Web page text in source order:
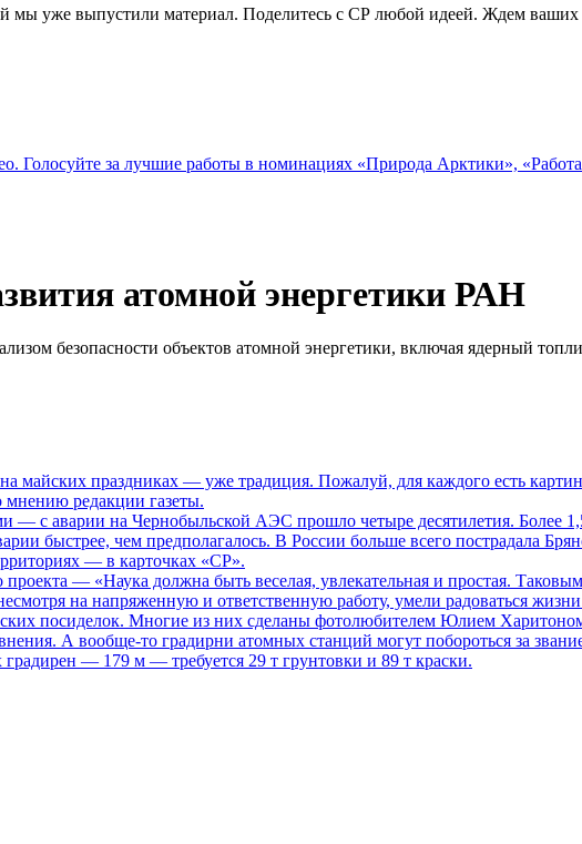
мы уже выпустили материал. Поделитесь с СР любой идеей. Ждем
Голосуйте за лучшие работы в номинациях «Природа Арктики»,
атомной энергетики РАН
безопасности объектов атомной энергетики, включая ядерный
майских праздниках — уже традиция. Пожалуй, для каждого есть
редакции газеты.
— с аварии на Чернобыльской АЭС прошло четыре десятилетия. Более
быстрее, чем предполагалось. В России больше всего пострадала
— в карточках «СР».
проекта — «Наука должна быть веселая, увлекательная и простая.
на напряженную и ответственную работу, умели радоваться
посиделок. Многие из них сделаны фотолюбителем Юлием
А вообще-то градирни атомных станций могут побороться за
— 179 м — требуется 29 т грунтовки и 89 т краски.